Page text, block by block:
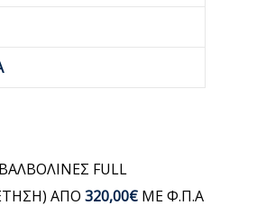
FULL
ΑΠΟ 320,00€ ΜΕ Φ.Π.Α